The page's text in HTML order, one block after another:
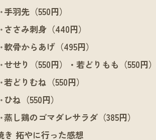
手羽先（550円）
ささみ刺身（440円）
軟骨からあげ（495円）
せせり（550円）・若どりもも（550円）
若どりむね（550円）
ひね（550円）
蒸し鶏のゴマダレサラダ（385円）
き 拓やに行った感想